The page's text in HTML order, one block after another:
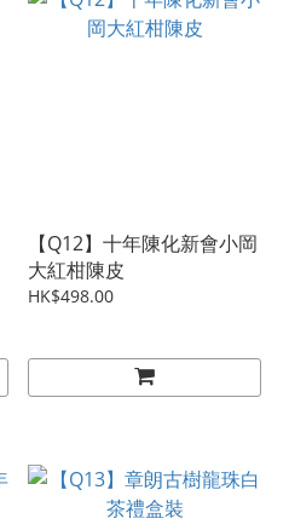
【Q12】十年陳化新會小岡
大紅柑陳皮
HK$498.00